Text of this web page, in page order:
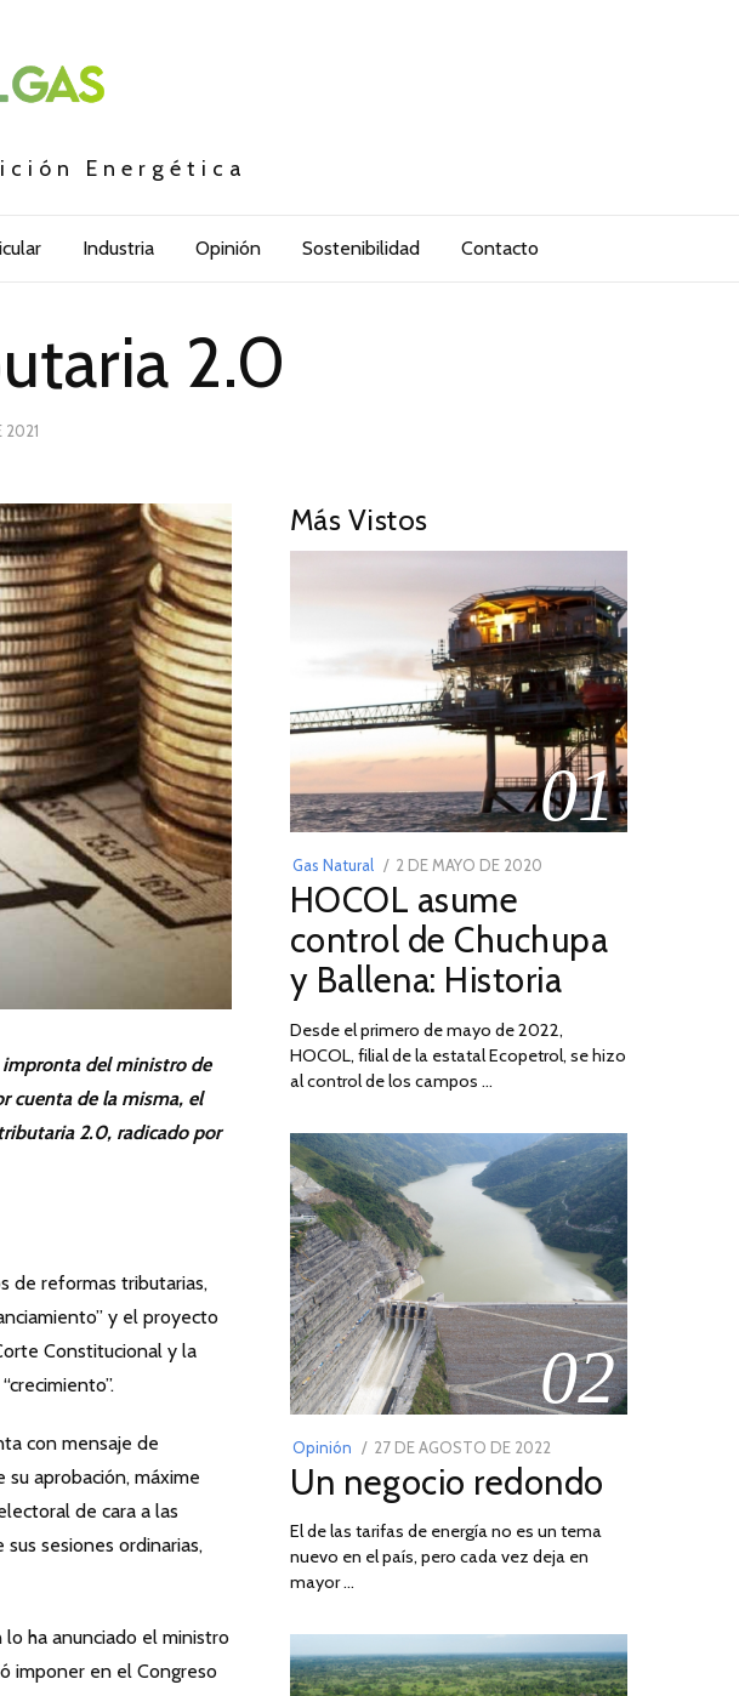
Energética
Industria Opinión Sostenibilidad Contacto
2.0
2021
DE
2021
del ministro de
cuenta de la misma, el
2.0, radicado por
de reformas tributarias,
y el proyecto
Constitucional y la
con mensaje de
aprobación, máxime
de cara a las
sesiones ordinarias,
ha anunciado el ministro
imponer en el Congreso
Más Vistos
01
Gas Natural
POSTED
ON
2 DE MAYO DE 2020
DE
2026
HOCOL asume
control de Chuchupa
y Ballena: Historia
Desde el primero de mayo de 2022,
HOCOL, filial de la estatal Ecopetrol, se hizo
al control de los campos …
02
Opinión
POSTED
ON
27 DE AGOSTO DE 2022
DE
DE
2022
Un negocio redondo
El de las tarifas de energía no es un tema
nuevo en el país, pero cada vez deja en
mayor …